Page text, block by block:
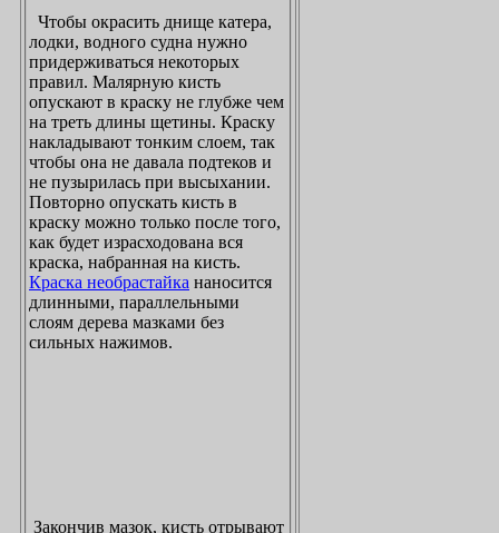
лодки, водного судна нужно
придерживаться некоторых
правил. Малярную кисть
опускают в краску не глубже чем
на треть длины щетины. Краску
накладывают тонким слоем, так
чтобы она не давала подтеков и
не пузырилась при высыхании.
Повторно опускать кисть в
краску можно только после того,
как будет израсходована вся
краска, набранная на кисть.
Краска необрастайка
длинными, параллельными
слоям дерева мазками без
сильных нажимов.
Закончив мазок, кисть отрывают